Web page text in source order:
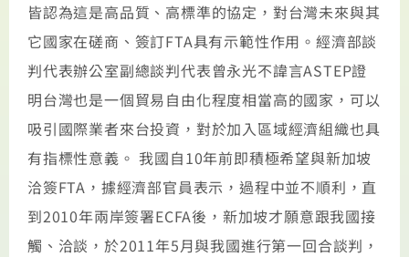
皆認為這是高品質、高標準的協定，對台灣未來與其
它國家在磋商、簽訂FTA具有示範性作用。經濟部談
判代表辦公室副總談判代表曾永光不諱言ASTEP證
明台灣也是一個貿易自由化程度相當高的國家，可以
吸引國際業者來台投資，對於加入區域經濟組織也具
有指標性意義。 我國自10年前即積極希望與新加坡
洽簽FTA，據經濟部官員表示，過程中並不順利，直
到2010年兩岸簽署ECFA後，新加坡才願意跟我國接
觸、洽談，於2011年5月與我國進行第一回合談判，